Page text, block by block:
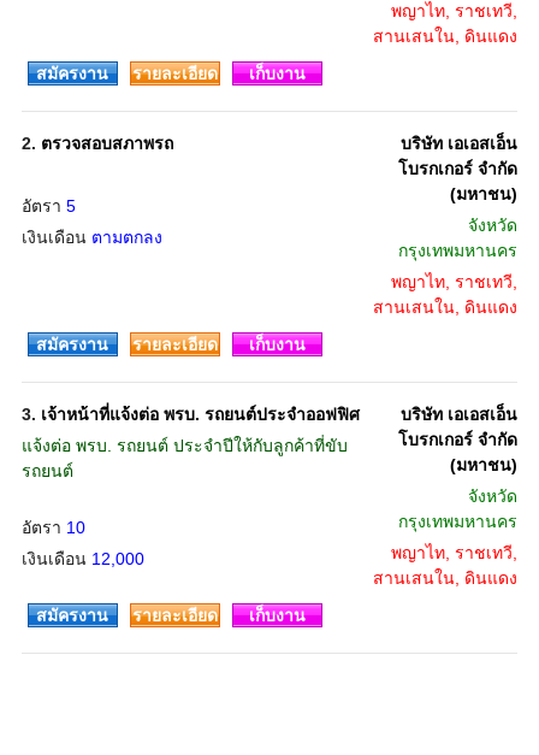
พญาไท, ราชเทวี,
สานเสนใน, ดินแดง
สมัครงาน
รายละเอียด เก็บงาน
2. ตรวจสอบสภาพรถ
อัตรา 5
เงินเดือน ตามตกลง
บริษัท เอเอสเอ็น
โบรกเกอร์ จำกัด
(มหาชน)
จังหวัด
กรุงเทพมหานคร
พญาไท, ราชเทวี,
สานเสนใน, ดินแดง
สมัครงาน
รายละเอียด เก็บงาน
3. เจ้าหน้าที่แจ้งต่อ พรบ. รถยนต์ประจำออฟฟิศ
แจ้งต่อ พรบ. รถยนต์ ประจำปีให้กับลูกค้าที่ขับ
รถยนต์
อัตรา 10
เงินเดือน 12,000
บริษัท เอเอสเอ็น
โบรกเกอร์ จำกัด
(มหาชน)
จังหวัด
กรุงเทพมหานคร
พญาไท, ราชเทวี,
สานเสนใน, ดินแดง
สมัครงาน
รายละเอียด เก็บงาน